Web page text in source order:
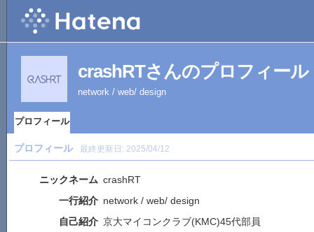
crashRTさんのプロフィール
network / web/ design
プロフィール
プロフィール 最終更新日: 2025/04/12
ニックネーム crashRT
一行紹介 network / web/ design
自己紹介 京大マイコンクラブ(KMC)45代部員